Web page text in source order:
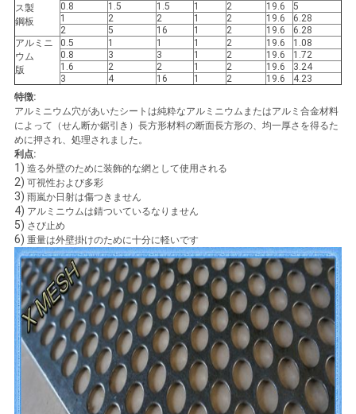
ス製
鋼板
0.8
1.5 1.5 1 2 19.6
5
1
2 2 1 2 19.6
6.28
2
5 16 1 2 19.6
6.28
アルミニ
ウム
版
0.5 1 1 1 2 19.6
1.08
0.8
3 3 1 2 19.6
1.72
1.6
2 2 1 2 19.6
3.24
3
4 16 1 2 19.6
4.23
特徴:
アルミニウム穴があいたシートは純粋なアルミニウムまたはアルミ合金材料
によって（せん断か鋸引き）長方形材料の断面長方形の、均一厚さを得るた
めに押され、処理されました。
利点:
1) 造る外壁のために装飾的な網として使用される
2) 可視性および多彩
3) 雨嵐か日射は傷つきません
4) アルミニウムは錆ついているなりません
5) さび止め
6) 重量は外壁掛けのために十分に軽いです